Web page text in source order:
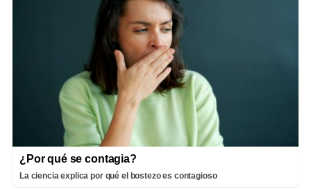
¿Por qué se contagia?
La ciencia explica por qué el bostezo es contagioso